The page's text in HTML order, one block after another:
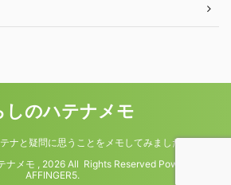
しのハテナメモ
ナと疑問に思うことをメモしてみました。
メモ , 2026 All Rights Reserved Powered by
AFFINGER5.